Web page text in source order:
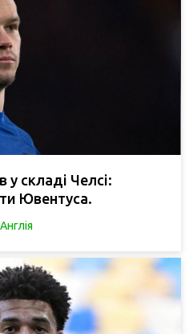
складі Челсі:
Ювентуса.
Англія